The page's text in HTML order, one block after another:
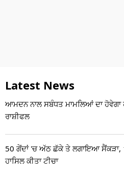
Latest News
ਆਮਦਨ ਨਾਲ ਸਬੰਧਤ ਮਾਮਲਿਆਂ ਦਾ ਹੋਵੇਗਾ
ਰਾਸ਼ੀਫਲ
50 ਗੇਂਦਾਂ 'ਚ ਅੱਠ ਛੱਕੇ ਤੇ ਲਗਾਇਆ ਸੈਂਕੜਾ,
ਹਾਸਿਲ ਕੀਤਾ ਟੀਚਾ